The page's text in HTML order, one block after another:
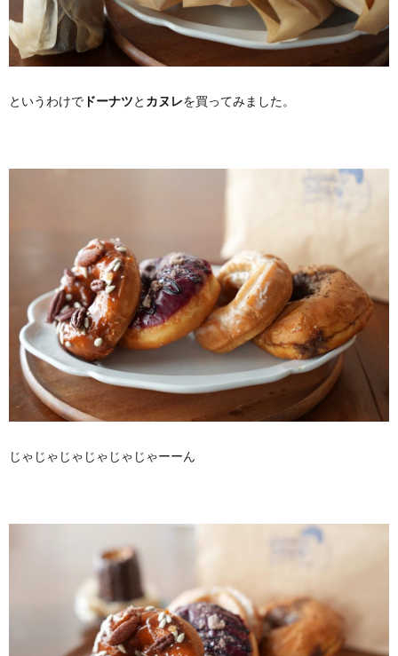
というわけで ドーナツと カヌレを買ってみました。
じゃじゃじゃじゃじゃじゃーーん